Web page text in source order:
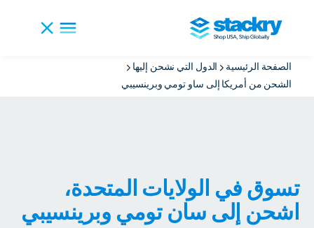
الصفحة الرئيسية
الدول التي نشحن إليها
الشحن من أمريكا إلى ساو تومي وبرينسيبي
تسوق في الولايات المتحدة،
اشحن إلى سان تومي وبرينسيبي